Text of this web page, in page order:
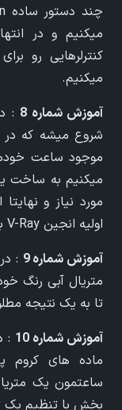
کنترلرهایی رو
میکنیم.
آموزش شماره 8
:
شروع میشه که در
موجود ساعت
میکنیم به ساخت
مورد نیاز و
اولیه انجین V-Ray به پایان میرسه.
آموزش شماره 9
:
متریال آبی رنگ
تا به یک نتیجه
آموزش شماره 10
:
ماده های کروم